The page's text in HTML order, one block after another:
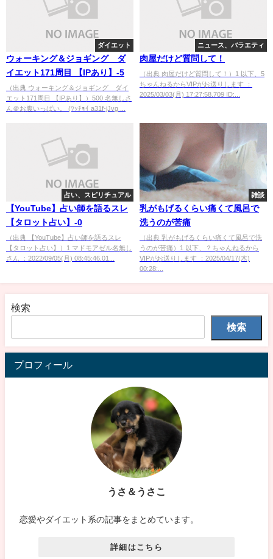
ダイエット
ウォーキング＆ジョギング ダ
イエット171周目 【IPあり】-5
（出典 ウォーキング＆ジョギング ダイ
エット171周目 【IPあり】）500 名無しさ
ん＠お腹いっぱい。 (ﾜｯﾁｮｲ a31f-jJvg ...
ニュース、バラエティ
肉屋だけど質問して！
（出典 肉屋だけど質問して！）1 以下、5
ちゃんねるからVIPがお送りします ：
2025/03/03(月) 17:27:58.709 ID:...
占い、スピリチュアル
【YouTube】占い師を語るスレ
【タロット占い】-0
（出典 【YouTube】占い師を語るスレ
【タロット占い】）1 マドモアゼル名無し
さん ：2022/09/05(月) 08:45:46.01...
雑談
乳がもげるくらい痛くて風呂で
洗うのが苦痛
（出典 乳がもげるくらい痛くて風呂で洗
うのが苦痛）1 以下、？ちゃんねるから
VIPがお送りします ：2025/04/17(木)
00:28:...
検索
検索
プロフィール
うさ＆うさこ
恋愛やダイエット系の記事をまとめています。
詳細はこちら